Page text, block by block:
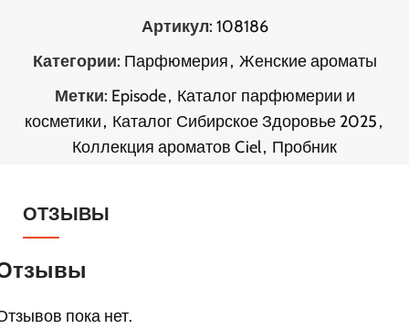
Артикул: 108186
Категории: Парфюмерия, Женские ароматы
Метки: Episode, Каталог парфюмерии и
косметики, Каталог Сибирское Здоровье 2025,
Коллекция ароматов Ciel, Пробник
ОТЗЫВЫ
пока нет.